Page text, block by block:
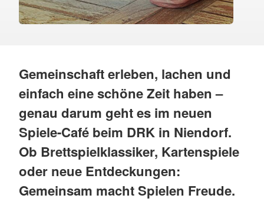
Gemeinschaft erleben, lachen und
einfach eine schöne Zeit haben –
genau darum geht es im neuen
Spiele-Café beim DRK in Niendorf.
Ob Brettspielklassiker, Kartenspiele
oder neue Entdeckungen:
Gemeinsam macht Spielen Freude.